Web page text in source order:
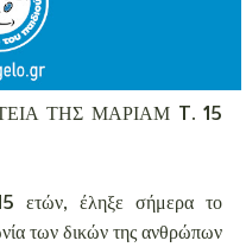
ΤΗΣ ΜΑΡΙΑΜ T. 15
ετών, έληξε σήμερα το
των δικών της ανθρώπων